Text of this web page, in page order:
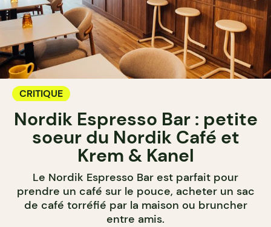
CRITIQUE
Nordik Espresso Bar : petite
soeur du Nordik Café et
Krem & Kanel
Le Nordik Espresso Bar est parfait pour
prendre un café sur le pouce, acheter un sac
de café torréfié par la maison ou bruncher
entre amis.